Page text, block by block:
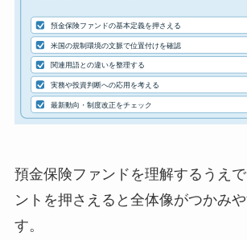
預金保険ファンドを理解するうえ
ントを押さえると全体像がつかみ
す。